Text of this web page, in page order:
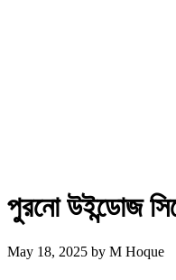
পুরনো উইন্ডোজ
May 18, 2025 by M Hoque